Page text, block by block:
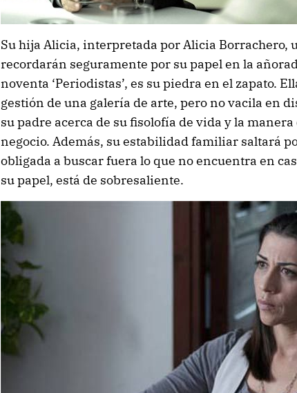
Su hija Alicia, interpretada por Alicia Borrachero,
recordarán seguramente por su papel en la
noventa ‘Periodistas’, es su piedra en el zapato.
gestión de una galería de arte, pero no vacila en
su padre acerca de su fisolofía de vida y la
negocio. Además, su estabilidad familiar saltará
obligada a buscar fuera lo que no encuentra en
su papel, está de sobresaliente.